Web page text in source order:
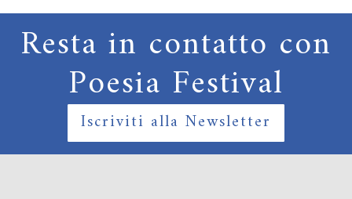
Resta in contatto con
Poesia Festival
Iscriviti alla Newsletter